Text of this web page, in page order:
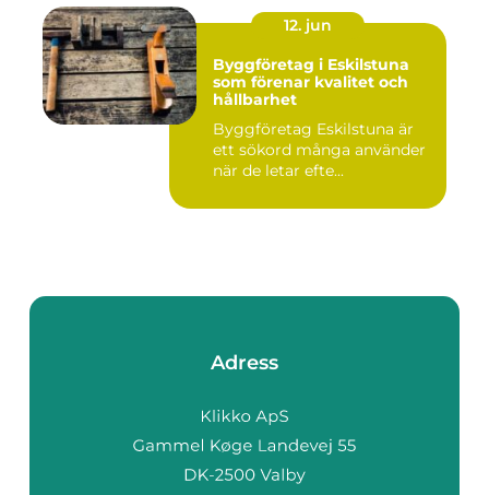
12. jun
Byggföretag i Eskilstuna
som förenar kvalitet och
hållbarhet
Byggföretag Eskilstuna är
ett sökord många använder
när de letar efte...
Adress